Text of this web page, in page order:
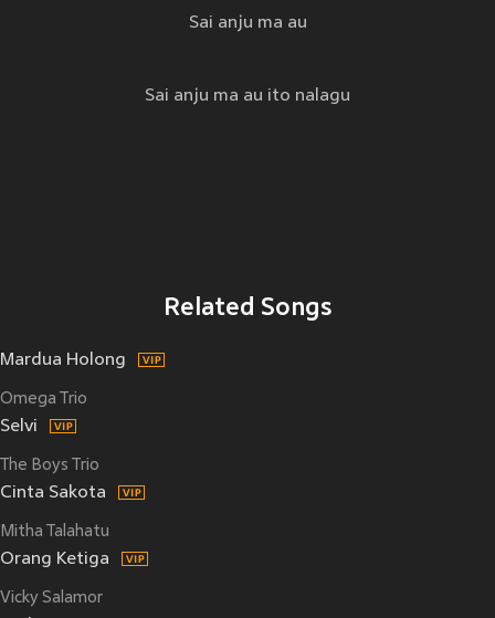
Sai anju ma au
Sai anju ma au ito nalagu
Related Songs
Mardua Holong
Omega Trio
Selvi
The Boys Trio
Cinta Sakota
Mitha Talahatu
Orang Ketiga
Vicky Salamor